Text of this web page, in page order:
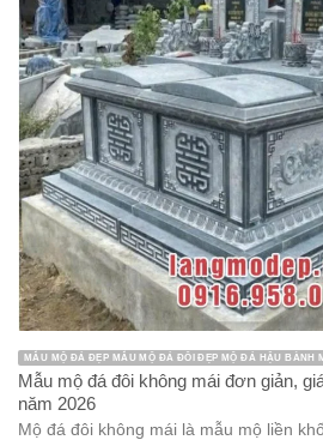
MẪU MỘ ĐÁ ĐẸP MẪU MỘ ĐÁ ĐÔI ĐẸP MỘ ĐÁ HẬU BÀNH
Mẫu mộ đá đôi không mái đơn giản,
năm 2026
Mộ đá đôi không mái là mẫu mộ liền